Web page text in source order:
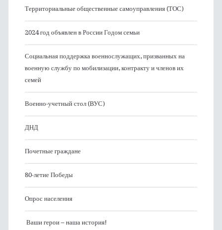
Территориальные общественные самоуправления (ТОС)
2024 год объявлен в России Годом семьи
Социальная поддержка военнослужащих, призванных на
военную службу по мобилизации, контракту и членов их
семей
Военно-учетный стол (ВУС)
ДНД
Почетные граждане
80-летие Победы
Опрос населения
Ваши герои – наша история!